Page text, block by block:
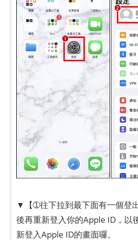
▼【➀往下拉到最下面有一個登
後再重新登入你的Apple ID，以
新登入Apple ID的畫面囉。